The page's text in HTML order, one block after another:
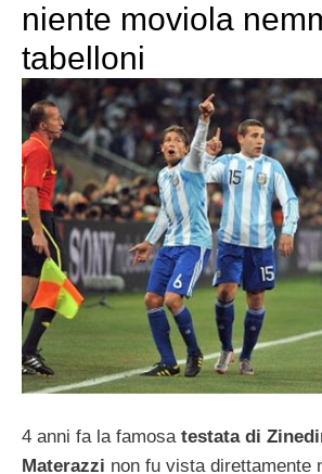
niente moviola
tabelloni
4 anni fa la famosa testata di
Materazzi non fu vista direttamente